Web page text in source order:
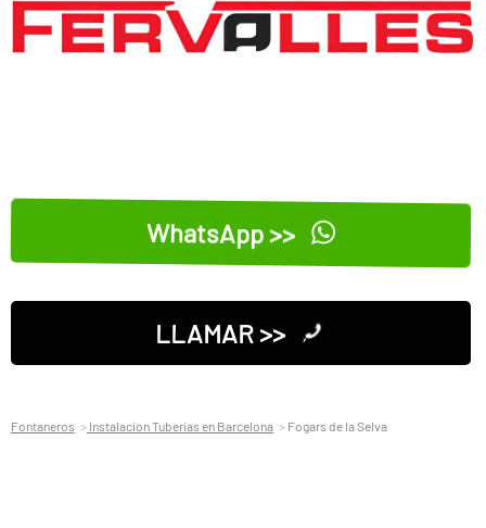
WhatsApp >>
LLAMAR >>
Fontaneros Instalacion Tuberias en Barcelona Fogars de la Selva